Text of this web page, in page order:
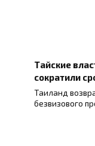
Тайские
сократили
Таиланд
безвизового